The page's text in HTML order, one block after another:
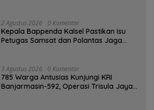
2 Agustus 2026 0 Komentar
Kepala Bappenda Kalsel Pastikan Isu
Petugas Samsat dan Polantas Jaga
3 Agustus 2026 0 Komentar
785 Warga Antusias Kunjungi KRI
Banjarmasin-592, Operasi Trisula Jaya